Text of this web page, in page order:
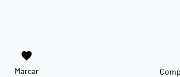
favorite
Marcar